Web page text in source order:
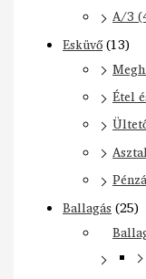
A/3
Esküvő(13)
Étel
Ballagás (25)